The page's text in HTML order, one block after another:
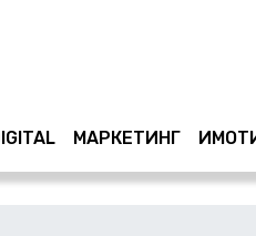
МАРКЕТИНГ